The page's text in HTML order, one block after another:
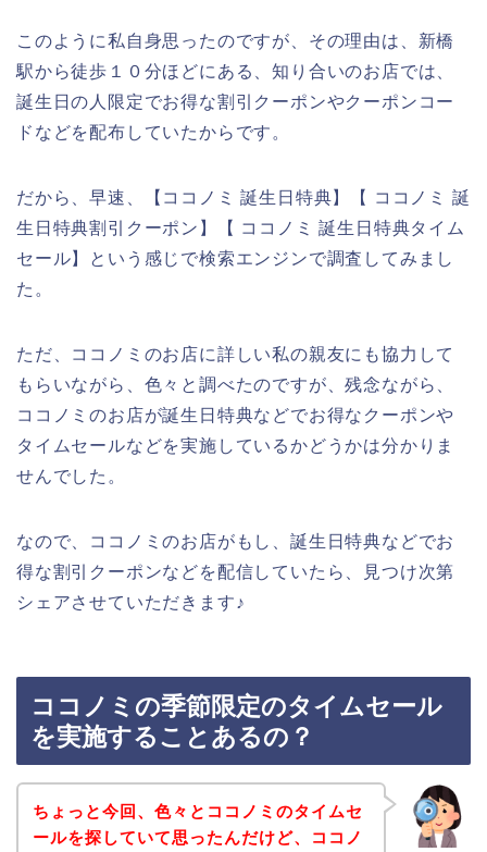
このように私自身思ったのですが、その理由は、新橋
駅から徒歩１０分ほどにある、知り合いのお店では、
誕生日の人限定でお得な割引クーポンやクーポンコー
ドなどを配布していたからです。
だから、早速、【ココノミ 誕生日特典】【 ココノミ 誕
生日特典割引クーポン】【 ココノミ 誕生日特典タイム
セール】という感じで検索エンジンで調査してみまし
た。
ただ、ココノミのお店に詳しい私の親友にも協力して
もらいながら、色々と調べたのですが、残念ながら、
ココノミのお店が誕生日特典などでお得なクーポンや
タイムセールなどを実施しているかどうかは分かりま
せんでした。
なので、ココノミのお店がもし、誕生日特典などでお
得な割引クーポンなどを配信していたら、見つけ次第
シェアさせていただきます♪
ココノミの季節限定のタイムセール
を実施することあるの？
ちょっと今回、色々とココノミのタイムセ
ールを探していて思ったんだけど、ココノ